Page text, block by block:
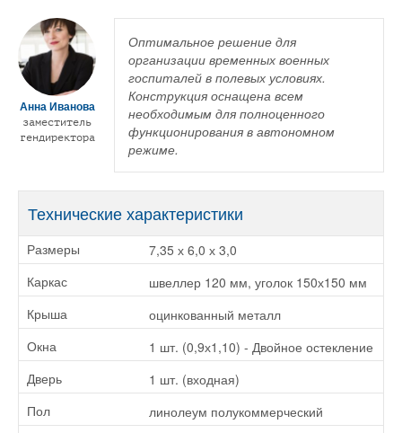
Анна Иванова
заместитель
гендиректора
Оптимальное решение для
организации временных военных
госпиталей в полевых условиях.
Конструкция оснащена всем
необходимым для полноценного
функционирования в автономном
режиме.
Технические характеристики
Размеры 7,35 х 6,0 х 3,0
Каркас швеллер 120 мм, уголок 150х150 мм
Крыша оцинкованный металл
Окна 1 шт. (0,9х1,10) - Двойное остекление
Дверь 1 шт. (входная)
Пол линолеум полукоммерческий